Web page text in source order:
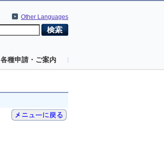
Other Languages
各種申請・ご案内